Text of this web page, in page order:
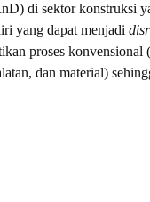
di sektor konstruksi
yang dapat menjadi
proses konvensional
dan material)